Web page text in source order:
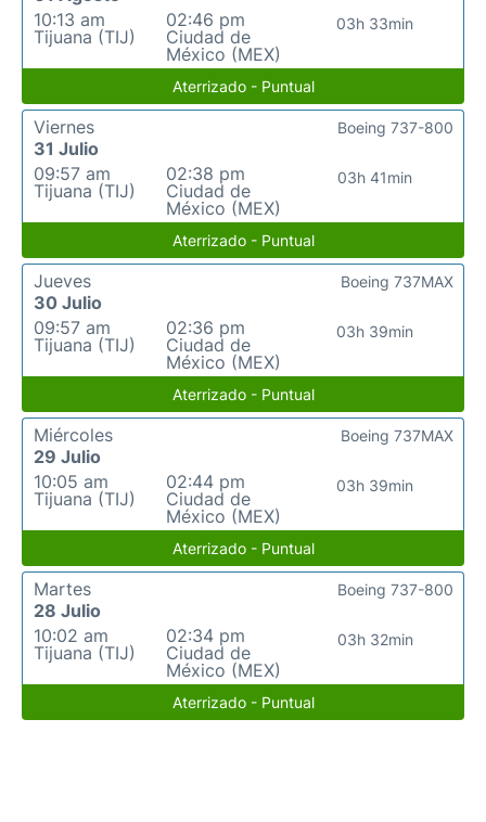
10:13 am
Tijuana (TIJ)
02:46 pm
Ciudad de
México (MEX)
03h 33min
Aterrizado - Puntual
Viernes
31 Julio
09:57 am
Tijuana (TIJ)
02:38 pm
Ciudad de
México (MEX)
03h 41min
Boeing 737-800
Aterrizado - Puntual
Jueves
30 Julio
09:57 am
Tijuana (TIJ)
02:36 pm
Ciudad de
México (MEX)
03h 39min
Boeing 737MAX
Aterrizado - Puntual
Miércoles
29 Julio
10:05 am
Tijuana (TIJ)
02:44 pm
Ciudad de
México (MEX)
03h 39min
Boeing 737MAX
Aterrizado - Puntual
Martes
28 Julio
10:02 am
Tijuana (TIJ)
02:34 pm
Ciudad de
México (MEX)
03h 32min
Boeing 737-800
Aterrizado - Puntual